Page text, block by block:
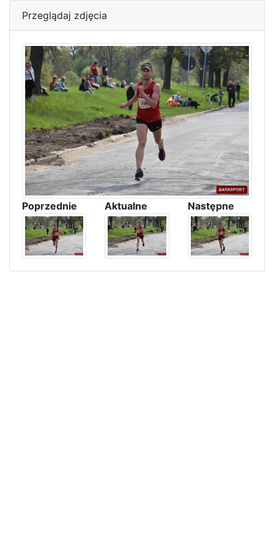
Przeglądaj zdjęcia
Poprzednie Aktualne Następne